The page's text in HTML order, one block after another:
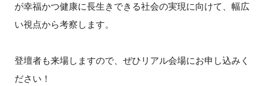
が幸福かつ健康に長生きできる社会の実現に向けて、幅広
い視点から考察します。
登壇者も来場しますので、ぜひリアル会場にお申し込みく
ださい！